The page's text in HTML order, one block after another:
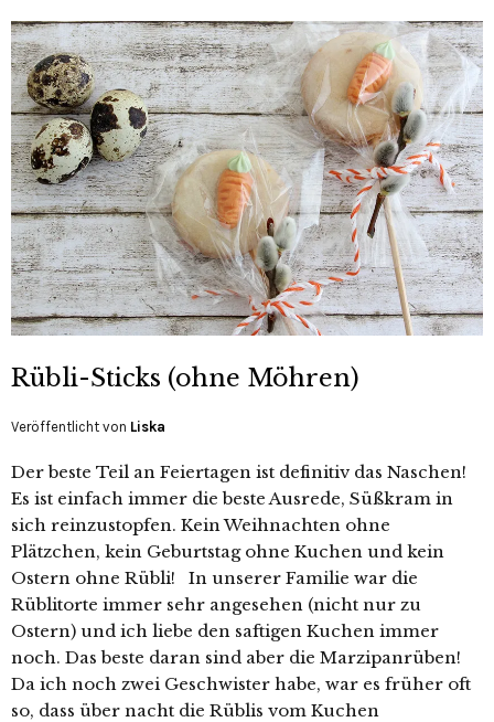
Rübli-Sticks (ohne Möhren)
Veröffentlicht von Liska
Der beste Teil an Feiertagen ist definitiv das Naschen!
Es ist einfach immer die beste Ausrede, Süßkram in
sich reinzustopfen. Kein Weihnachten ohne
Plätzchen, kein Geburtstag ohne Kuchen und kein
Ostern ohne Rübli! In unserer Familie war die
Rüblitorte immer sehr angesehen (nicht nur zu
Ostern) und ich liebe den saftigen Kuchen immer
noch. Das beste daran sind aber die Marzipanrüben!
Da ich noch zwei Geschwister habe, war es früher oft
so, dass über nacht die Rüblis vom Kuchen